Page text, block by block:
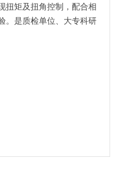
扭矩及扭角控制，配合相
。是质检单位、大专科研